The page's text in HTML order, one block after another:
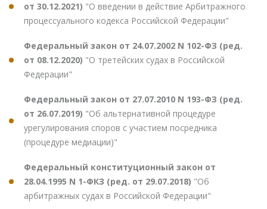
от 30.12.2021) "О введении в действие Арбитражного
процессуального кодекса Российской Федерации"
Федеральный закон от 24.07.2002 N 102-ФЗ (ред.
от 08.12.2020) "О третейских судах в Российской
Федерации"
Федеральный закон от 27.07.2010 N 193-ФЗ (ред.
от 26.07.2019) "Об альтернативной процедуре
урегулирования споров с участием посредника
(процедуре медиации)"
Федеральный конституционный закон от
28.04.1995 N 1-ФКЗ (ред. от 29.07.2018) "Об
арбитражных судах в Российской Федерации"